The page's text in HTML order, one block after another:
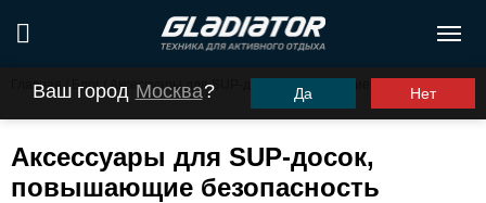
Ваш город Москва? Да Нет
Главная Блог / Аксессуары для SUP-досок, повышающие безопасность
Аксессуары для SUP-досок,
повышающие безопасность